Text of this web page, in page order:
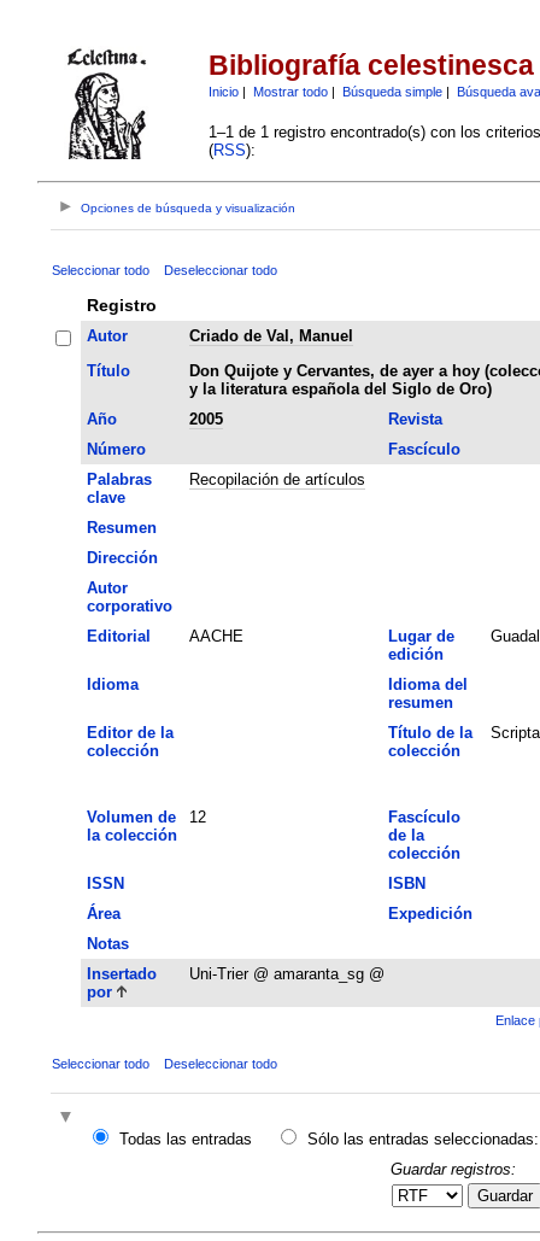
Bibliografía celestinesca
Inicio| Mostrar todo| Búsqueda simple| Búsqueda
1–1 de 1 registro encontrado(s) con los
(RSS):
Opciones de búsqueda y visualización
Seleccionar todo Deseleccionar todo
Registro
Autor
Criado de Val, Manuel
Título
Don Quijote y Cervantes, de ayer a hoy
y la literatura española del Siglo de Oro)
Año
2005
Revista
Número
Fascículo
Palabras
clave
Recopilación de artículos
Resumen
Dirección
Autor
corporativo
Editorial
AACHE
Lugar de
edición
Idioma
Idioma del
resumen
Editor de la
colección
Título de la
colección
Volumen de
la colección
12
Fascículo
de la
colección
ISSN
ISBN
Área
Expedición
Notas
Insertado
por
Uni-Trier @ amaranta_sg @
Enlace
Seleccionar todo Deseleccionar todo
Todas las entradas
Sólo las entradas seleccionadas:
Guardar registros:
Guardar